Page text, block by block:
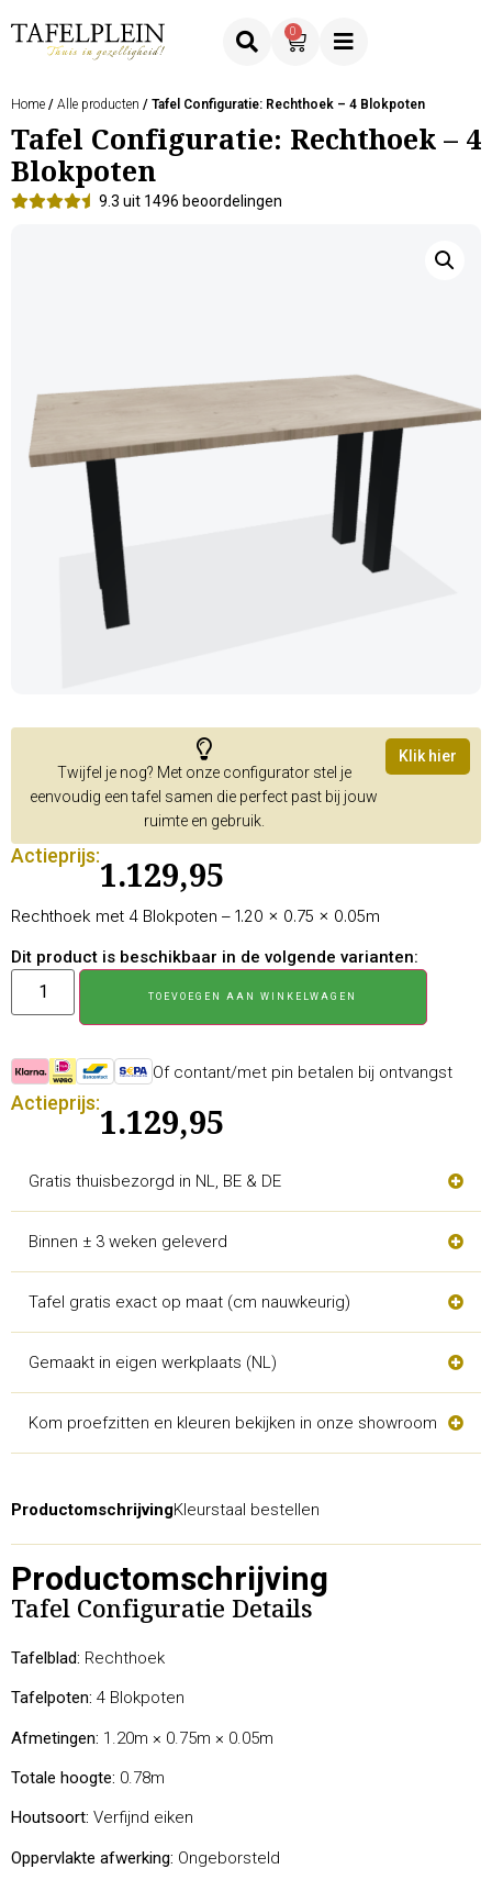
0
Home / Alle producten / Tafel Configuratie: Rechthoek – 4 Blokpoten
Tafel Configuratie: Rechthoek – 4
Blokpoten
9.3 uit 1496 beoordelingen
Twijfel je nog? Met onze configurator stel je
eenvoudig een tafel samen die perfect past bij jouw
ruimte en gebruik.
Klik hier
Actieprijs:
1.129,95
Rechthoek met 4 Blokpoten – 1.20 × 0.75 × 0.05m
Dit product is beschikbaar in de volgende varianten:
TOEVOEGEN AAN WINKELWAGEN
Of contant/met pin betalen bij ontvangst
Actieprijs:
1.129,95
Gratis thuisbezorgd in NL, BE & DE
Binnen ± 3 weken geleverd
Tafel gratis exact op maat (cm nauwkeurig)
Gemaakt in eigen werkplaats (NL)
Kom proefzitten en kleuren bekijken in onze showroom
ProductomschrijvingKleurstaal bestellen
Productomschrijving
Tafel Configuratie Details
Tafelblad: Rechthoek
Tafelpoten: 4 Blokpoten
Afmetingen: 1.20m × 0.75m × 0.05m
Totale hoogte: 0.78m
Houtsoort: Verfijnd eiken
Oppervlakte afwerking: Ongeborsteld